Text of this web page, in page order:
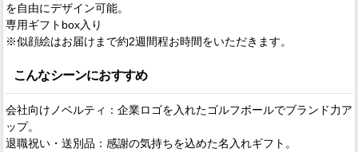
を自由にデザイン可能。
専用ギフトbox入り
※似顔絵はお届けまで約2週間程お時間をいただきます。
こんなシーンにおすすめ
会社向けノベルティ：企業ロゴを入れたゴルフボールでブランド力ア
ップ。
退職祝い・送別品：感謝の気持ちを込めた名入れギフト。